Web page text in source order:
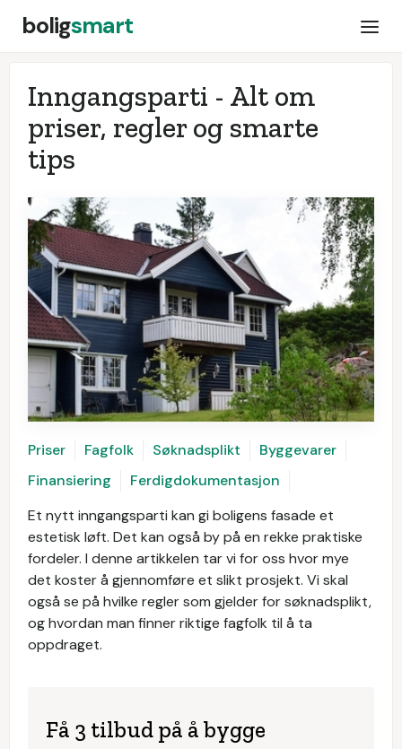
boligsmart
Inngangsparti - Alt om
priser, regler og smarte
tips
Priser Fagfolk Søknadsplikt
Byggevarer
Finansiering
Ferdigdokumentasjon
Et nytt inngangsparti kan gi boligens fasade et
estetisk løft. Det kan også by på en rekke praktiske
fordeler. I denne artikkelen tar vi for oss hvor mye
det koster å gjennomføre et slikt prosjekt. Vi skal
også se på hvilke regler som gjelder for søknadsplikt,
og hvordan man finner riktige fagfolk til å ta
oppdraget.
Få 3 tilbud på å bygge